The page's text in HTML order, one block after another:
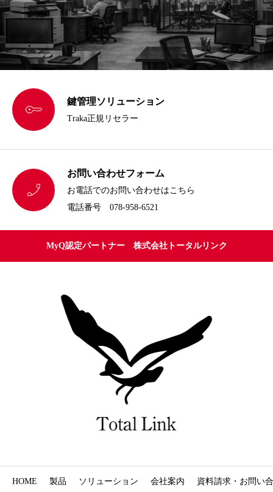
 鍵管理ソリューション
Traka正規リセラー

お問い合わせフォーム
お電話でのお問い合わせはこちら
電話番号 078-958-6521
MyQ認定パートナー 株式会社トータルリンク
HOME 製品 ソリューション 会社案内 資料請求・お問い